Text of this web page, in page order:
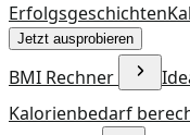
Erfolgsgeschichten
Jetzt ausprobieren
BMI Rechner
Kalorienbedarf